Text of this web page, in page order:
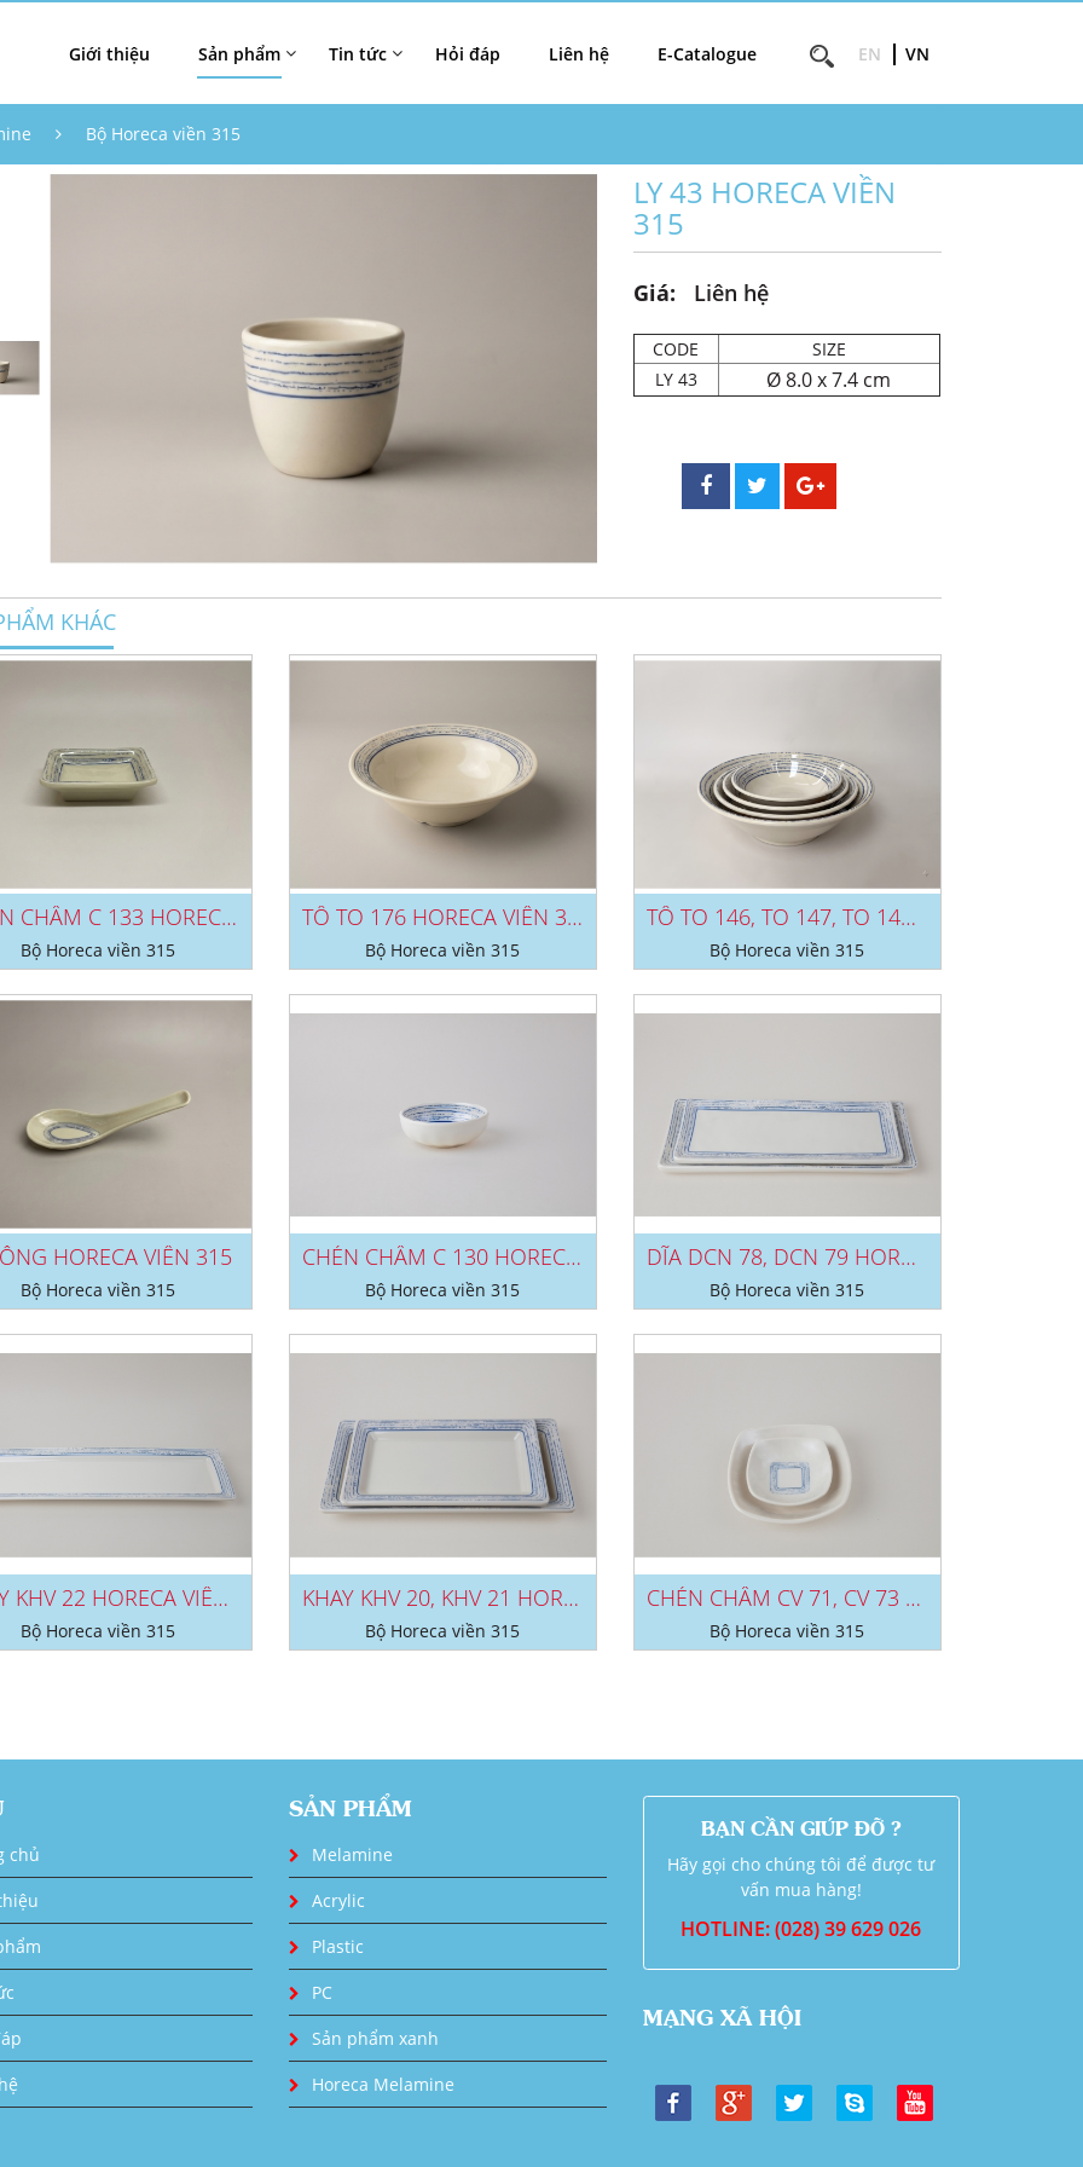
Giới thiệu Sản phẩm Tin tức Hỏi đáp Liên hệ E-Catalogue EN VN
Bộ Horeca viền 315
LY 43 HORECA VIỀN
315
Giá: Liên hệ
CODE
SIZE
LY 43
Ø 8.0 x 7.4 cm
KHÁC
CHÉN CHẤM C 133 HORECA VIỀN 315
Bộ Horeca viền 315
TÔ TO 176 HORECA VIỂN 315
Bộ Horeca viền 315
TÔ TO 146, TO 147, TO 148, TO...
Bộ Horeca viền 315
HORECA VIỀN 315
Bộ Horeca viền 315
CHÉN CHẤM C 130 HORECA VIỀN 315
Bộ Horeca viền 315
DĨA DCN 78, DCN 79 HORECA VIỀN 315
Bộ Horeca viền 315
KHAY KHV 22 HORECA VIỀN 315
Bộ Horeca viền 315
KHAY KHV 20, KHV 21 HORECA VIỀN 315
Bộ Horeca viền 315
CHÉN CHẤM CV 71, CV 73 HORECA VIỀN...
Bộ Horeca viền 315
chủ
SẢN PHẨM
Melamine
Acrylic
Plastic
PC
Sản phẩm xanh
Horeca Melamine
BẠN CẦN GIÚP ĐỠ ?
Hãy gọi cho chúng tôi để được tư
vấn mua hàng!
HOTLINE: (028) 39 629 026
MẠNG XÃ HỘI